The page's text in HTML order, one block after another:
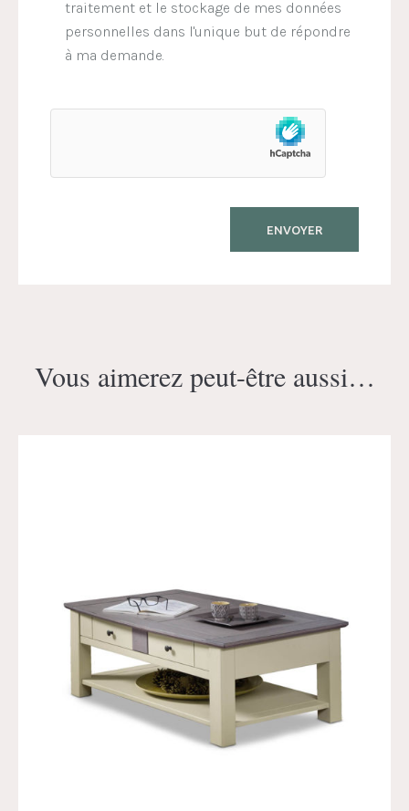
traitement et le stockage de mes données
personnelles dans l'unique but de répondre
à ma demande.
Vous aimerez peut-être aussi…